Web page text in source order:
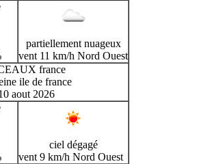
partiellement nuageux
vent 11 km/h Nord Ouest
france
ile de france
aout 2026
ciel dégagé
vent 9 km/h Nord Ouest